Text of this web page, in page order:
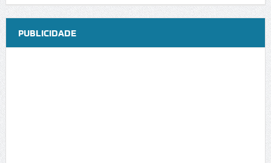
PUBLICIDADE